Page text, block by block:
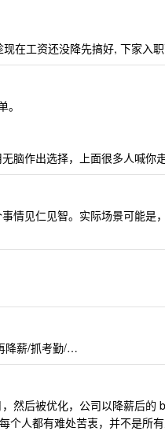
在工资还没降先搞好, 下家入
脑作出选择，上面很多人喊你
情见仁见智。实际场景可能是
降薪/抓考勤/…
然后被优化，公司以降薪后的
个人都有难处苦衷，并不是所